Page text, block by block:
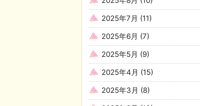
2025年7月 (11)
2025年6月 (7)
2025年5月 (9)
2025年4月 (15)
2025年3月 (8)